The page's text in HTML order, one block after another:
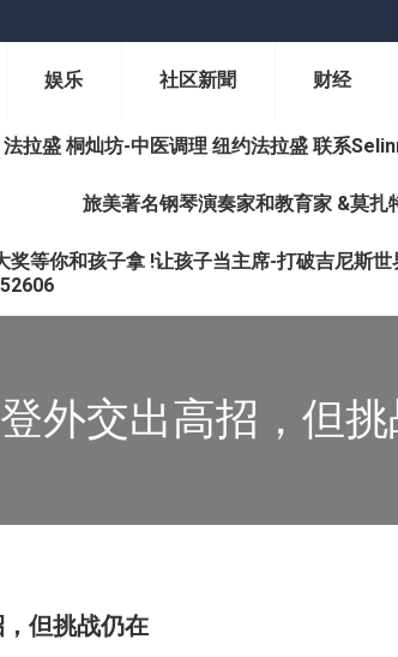
娱乐 社区新聞 财经
法拉盛 桐灿坊-中医调理 纽约法拉盛 联系
旅美著名钢琴演奏家和教育家 &莫
奖等你和孩子拿 !让孩子当主席-打破吉尼斯
外交出高招，但
但挑战仍在